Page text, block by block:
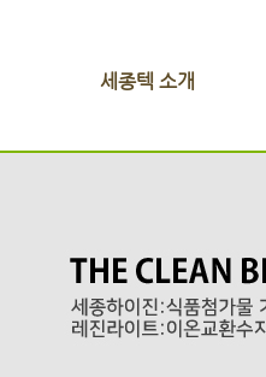
세종텍 소개